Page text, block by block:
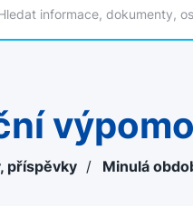
příspěvky / Minulá